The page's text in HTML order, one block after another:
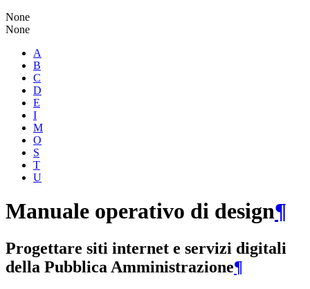
None
None
A
B
C
D
E
I
M
O
S
T
U
Manuale operativo di design¶
Progettare siti internet e servizi digitali
della Pubblica Amministrazione¶